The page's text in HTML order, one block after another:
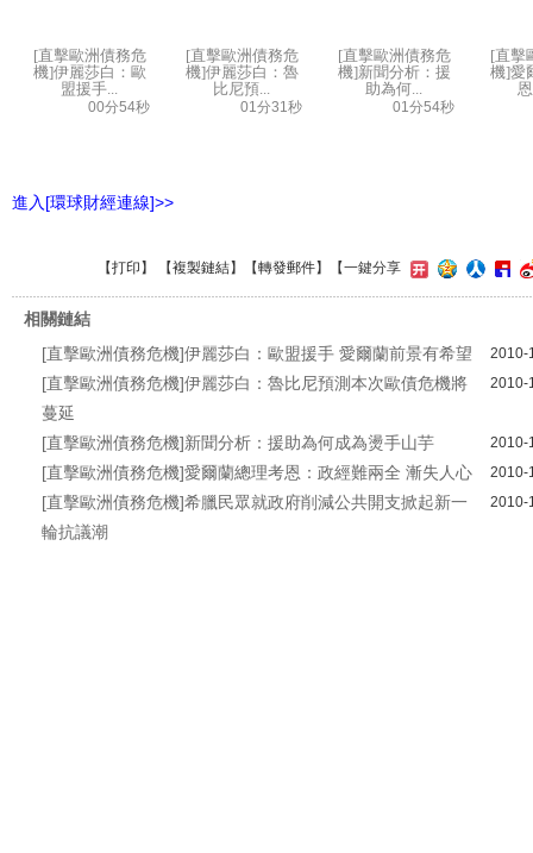
[直擊歐洲債務危
機]伊麗莎白：歐
盟援手...
00分54秒
[直擊歐洲債務危
機]伊麗莎白：魯
比尼預...
01分31秒
[直擊歐洲債務危
機]新聞分析：援
助為何...
01分54秒
[直擊
機]愛
進入[環球財經連線]>>
【打印 】 【複製鏈結】【轉發郵件】 【一鍵分享
相關鏈結
[直擊歐洲債務危機]伊麗莎白：歐盟援手 愛爾蘭前景有希望
2010-
[直擊歐洲債務危機]伊麗莎白：魯比尼預測本次歐債危機將
蔓延
2010-
[直擊歐洲債務危機]新聞分析：援助為何成為燙手山芋 2010-
[直擊歐洲債務危機]愛爾蘭總理考恩：政經難兩全 漸失人心 2010-
[直擊歐洲債務危機]希臘民眾就政府削減公共開支掀起新一
輪抗議潮
2010-